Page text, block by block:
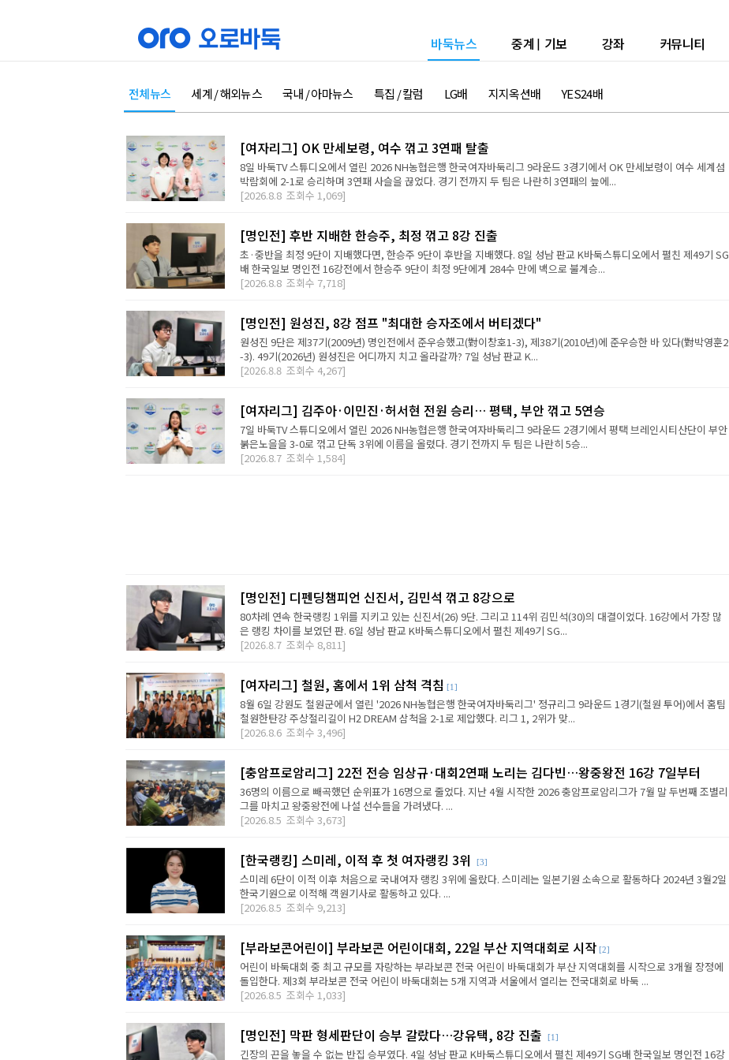
바둑뉴스 중계 | 기보 강좌 커뮤니티
전체뉴스 세계 / 해외뉴스 국내 / 아마뉴스 특집 / 칼럼 LG배 지지옥션배 YES24배
[여자리그] OK 만세보령, 여수 꺾고 3연패 탈출
8일 바둑TV 스튜디오에서 열린 2026 NH농협은행 한국여자바둑리그 9라운드 3경기에서 OK 만세보령이 여수 세계섬
박람회에 2-1로 승리하며 3연패 사슬을 끊었다. 경기 전까지 두 팀은 나란히 3연패의 늪에...
[2026.8.8 조회수 1,069]
[명인전] 후반 지배한 한승주, 최정 꺾고 8강 진출
초·중반을 최정 9단이 지배했다면, 한승주 9단이 후반을 지배했다. 8일 성남 판교 K바둑스튜디오에서 펼친 제49기 SG
배 한국일보 명인전 16강전에서 한승주 9단이 최정 9단에게 284수 만에 백으로 불계승...
[2026.8.8 조회수 7,718]
[명인전] 원성진, 8강 점프 "최대한 승자조에서 버티겠다"
원성진 9단은 제37기(2009년) 명인전에서 준우승했고(對이창호1-3), 제38기(2010년)에 준우승한 바 있다(對박영훈2
-3). 49기(2026년) 원성진은 어디까지 치고 올라갈까? 7일 성남 판교 K...
[2026.8.8 조회수 4,267]
[여자리그] 김주아·이민진·허서현 전원 승리… 평택, 부안 꺾고 5연승
7일 바둑TV 스튜디오에서 열린 2026 NH농협은행 한국여자바둑리그 9라운드 2경기에서 평택 브레인시티산단이 부안
붉은노을을 3-0로 꺾고 단독 3위에 이름을 올렸다. 경기 전까지 두 팀은 나란히 5승...
[2026.8.7 조회수 1,584]
[명인전] 디펜딩챔피언 신진서, 김민석 꺾고 8강으로
80차례 연속 한국랭킹 1위를 지키고 있는 신진서(26) 9단. 그리고 114위 김민석(30)의 대결이었다. 16강에서 가장 많
은 랭킹 차이를 보였던 판. 6일 성남 판교 K바둑스튜디오에서 펼친 제49기 SG...
[2026.8.7 조회수 8,811]
[여자리그] 철원, 홈에서 1위 삼척 격침 [1]
8월 6일 강원도 철원군에서 열린 '2026 NH농협은행 한국여자바둑리그' 정규리그 9라운드 1경기(철원 투어)에서 홈팀
철원한탄강 주상절리길이 H2 DREAM 삼척을 2-1로 제압했다. 리그 1, 2위가 맞...
[2026.8.6 조회수 3,496]
[충암프로암리그] 22전 전승 임상규·대회2연패 노리는 김다빈…왕중왕전 16강 7일부터
36명의 이름으로 빼곡했던 순위표가 16명으로 줄었다. 지난 4월 시작한 2026 충암프로암리그가 7월 말 두번째 조별리
그를 마치고 왕중왕전에 나설 선수들을 가려냈다. ...
[2026.8.5 조회수 3,673]
[한국랭킹] 스미레, 이적 후 첫 여자랭킹 3위 [3]
스미레 6단이 이적 이후 처음으로 국내여자 랭킹 3위에 올랐다. 스미레는 일본기원 소속으로 활동하다 2024년 3월2일
한국기원으로 이적해 객원기사로 활동하고 있다. ...
[2026.8.5 조회수 9,213]
[부라보콘어린이] 부라보콘 어린이대회, 22일 부산 지역대회로 시작 [2]
어린이 바둑대회 중 최고 규모를 자랑하는 부라보콘 전국 어린이 바둑대회가 부산 지역대회를 시작으로 3개월 장정에
돌입한다. 제3회 부라보콘 전국 어린이 바둑대회는 5개 지역과 서울에서 열리는 전국대회로 바둑 ...
[2026.8.5 조회수 1,033]
[명인전] 막판 형세판단이 승부 갈랐다…강유택, 8강 진출 [1]
긴장의 끈을 놓을 수 없는 반집 승부였다. 4일 성남 판교 K바둑스튜디오에서 펼친 제49기 SG배 한국일보 명인전 16강